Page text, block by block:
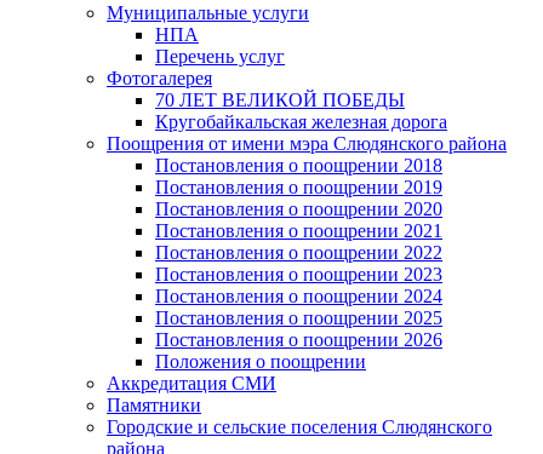
Муниципальные услуги
НПА
Перечень услуг
Фотогалерея
70 ЛЕТ ВЕЛИКОЙ ПОБЕДЫ
Кругобайкальская железная дорога
Поощрения от имени мэра Слюдянского района
Постановления о поощрении 2018
Постановления о поощрении 2019
Постановления о поощрении 2020
Постановления о поощрении 2021
Постановления о поощрении 2022
Постановления о поощрении 2023
Постановления о поощрении 2024
Постановления о поощрении 2025
Постановления о поощрении 2026
Положения о поощрении
Аккредитация СМИ
Памятники
Городские и сельские поселения Слюдянского
района